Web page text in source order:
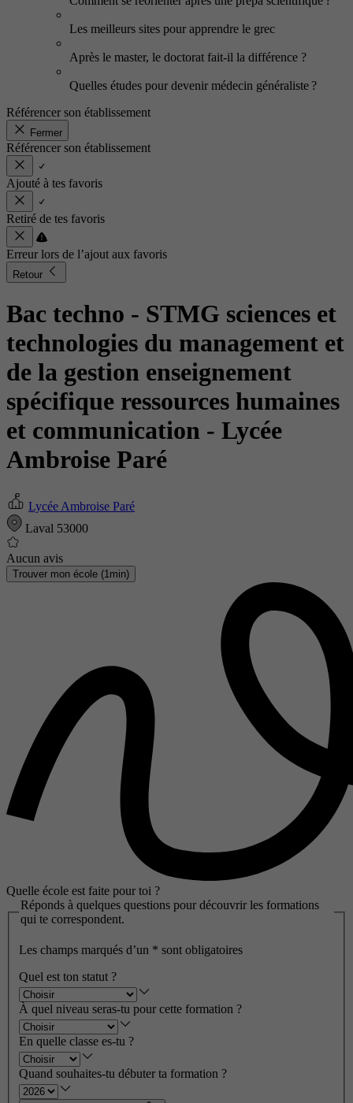
Les meilleurs sites pour apprendre le grec
Après le master, le doctorat fait-il la différence ?
Quelles études pour devenir médecin généraliste ?
Référencer son établissement
Fermer
Référencer son établissement
Ajouté à tes favoris
Retiré de tes favoris
Erreur lors de l’ajout aux favoris
Retour
Bac techno - STMG sciences et
technologies du management et
de la gestion enseignement
spécifique ressources humaines
et communication - Lycée
Ambroise Paré
Lycée Ambroise Paré
Laval 53000
Aucun avis
Trouver mon école (1min)
Quelle école est faite pour toi ?
Réponds à quelques questions pour découvrir les formations
qui te correspondent.
Les champs marqués d’un * sont obligatoires
Quel est ton statut ?
À quel niveau seras-tu pour cette formation ?
En quelle classe es-tu ?
Quand souhaites-tu débuter ta formation ?